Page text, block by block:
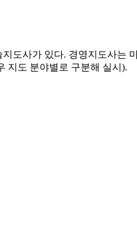
도사가 있다. 경영지도사는
지도 분야별로 구분해 실시).